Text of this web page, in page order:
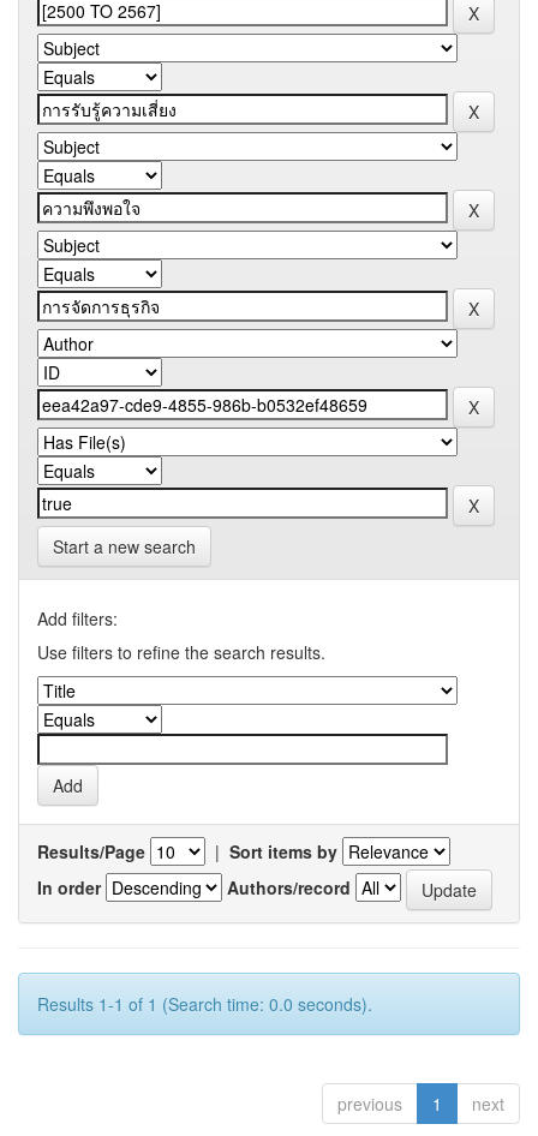
Start a new search
Add filters:
Use filters to refine the search results.
Results/Page | Sort items by
In order
Authors/record
Results 1-1 of 1 (Search time: 0.0 seconds).
previous 1 next